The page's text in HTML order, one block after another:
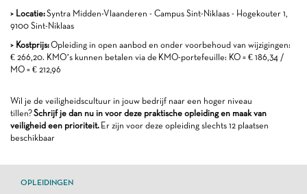
> Locatie:Syntra Midden-Vlaanderen - Campus Sint-Niklaas - Hogekouter 1,
9100 Sint-Niklaas
> Kostprijs:Opleiding in open aanbod en onder voorbehoud van wijzigingen:
€ 266,20. KMO’s kunnen betalen via de KMO-portefeuille: KO = € 186,34 /
MO = € 212,96
Wil je de veiligheidscultuur in jouw bedrijf naar een hoger niveau
tillen?Schrijf je dan nu in voor deze praktische opleiding en maak van
veiligheid een prioriteit. Er zijn voor deze opleiding slechts 12 plaatsen
beschikbaar
OPLEIDINGEN